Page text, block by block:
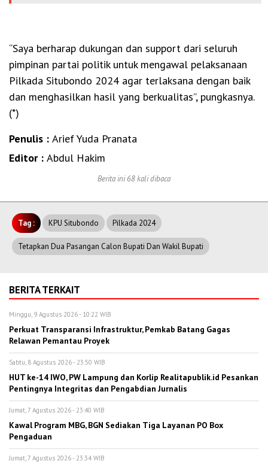
“Saya berharap dukungan dan support dari seluruh
pimpinan partai politik untuk mengawal pelaksanaan
Pilkada Situbondo 2024 agar terlaksana dengan baik
dan menghasilkan hasil yang berkualitas”, pungkasnya.
(*)
Penulis : Arief Yuda Pranata
Editor : Abdul Hakim
Berita ini 68 kali dibaca
Tag : KPU Situbondo Pilkada 2024
Tetapkan Dua Pasangan Calon Bupati Dan Wakil Bupati
BERITA TERKAIT
Minggu, 9 Agustus 2026 - 10:22 WIB
Perkuat Transparansi Infrastruktur, Pemkab Batang Gagas
Relawan Pemantau Proyek
Sabtu, 8 Agustus 2026 - 23:50 WIB
HUT ke-14 IWO, PW Lampung dan Korlip Realitapublik.id Pesankan
Pentingnya Integritas dan Pengabdian Jurnalis
Jumat, 7 Agustus 2026 - 23:40 WIB
Kawal Program MBG, BGN Sediakan Tiga Layanan PO Box
Pengaduan
Jumat, 7 Agustus 2026 - 23:34 WIB